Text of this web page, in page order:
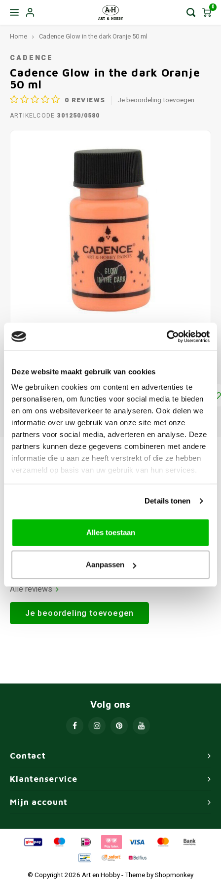
Deze website maakt gebruik van cookies
We gebruiken cookies om content en advertenties te
personaliseren, om functies voor social media te bieden
en om ons websiteverkeer te analyseren. Ook delen we
informatie over uw gebruik van onze site met onze
partners voor social media, adverteren en analyse. Deze
partners kunnen deze gegevens combineren met andere
informatie die u aan ze heeft verstrekt of die ze hebben
verzameld op basis van uw gebruik van hun services.
Details tonen
Alles toestaan
Aanpassen
0
Home Cadence Glow in the dark Oranje 50 ml
CADENCE
Cadence Glow in the dark Oranje
50 ml
0 REVIEWS Je beoordeling toevoegen
ARTIKELCODE 301250/0580
DIRECT LEVERBAAR
Toevoegen aan winkelwagen
DELEN:
Productomschrijving
Alle reviews
Je beoordeling toevoegen
Contact
Volg ons
Klantenservice
Mijn account
© Copyright 2026 Art en Hobby - Theme byShopmonkey